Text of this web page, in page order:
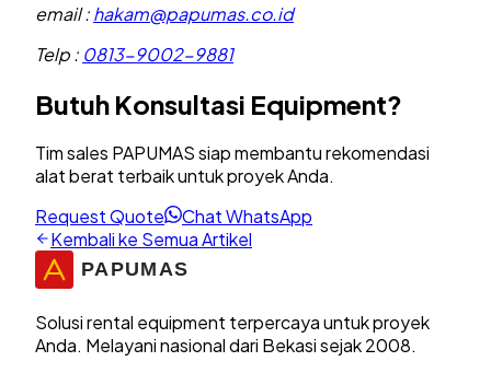
email :hakam@papumas.co.id
Telp : 0813-9002-9881
Butuh Konsultasi Equipment?
Tim sales PAPUMAS siap membantu rekomendasi
alat berat terbaik untuk proyek Anda.
Request Quote
Chat WhatsApp
Kembali ke Semua Artikel
Solusi rental equipment terpercaya untuk proyek
Anda. Melayani nasional dari Bekasi sejak 2008.